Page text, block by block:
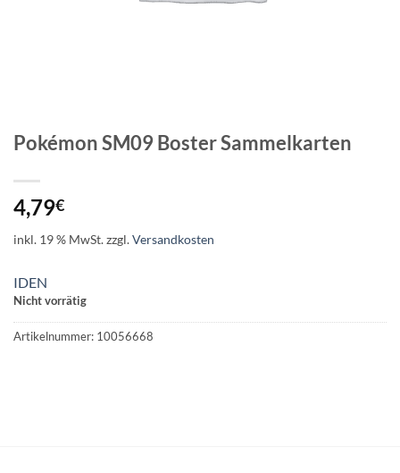
Pokémon SM09 Boster Sammelkarten
4,79€
inkl. 19 % MwSt.zzgl.Versandkosten
IDEN
Nicht vorrätig
Artikelnummer: 10056668